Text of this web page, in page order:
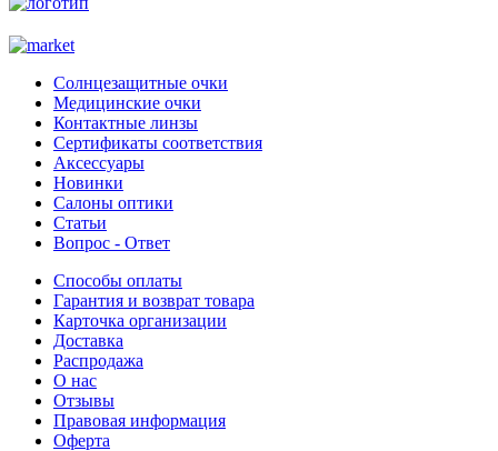
Солнцезащитные очки
Медицинские очки
Контактные линзы
Сертификаты соответствия
Аксессуары
Новинки
Салоны оптики
Статьи
Вопрос - Ответ
Способы оплаты
Гарантия и возврат товара
Карточка организации
Доставка
Распродажа
О нас
Отзывы
Правовая информация
Оферта